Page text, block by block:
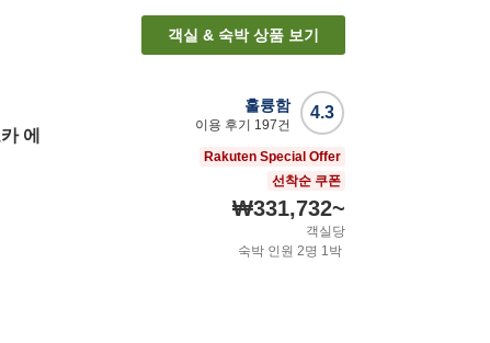
객실 & 숙박 상품 보기
에
4.3
훌륭함
이용 후기 197건
Rakuten Special Offer
선착순 쿠폰
₩331,732~
객실당
숙박 인원 2명 1박